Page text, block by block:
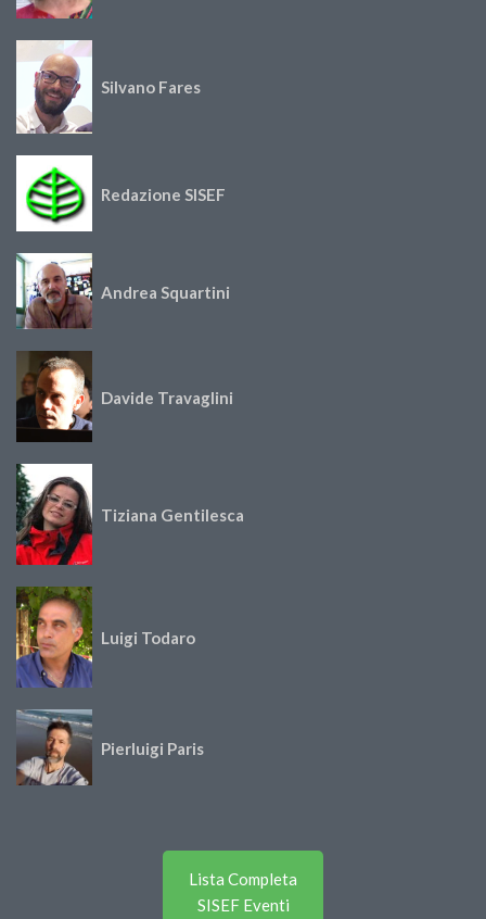
Silvano Fares
Redazione SISEF
Andrea Squartini
Davide Travaglini
Tiziana Gentilesca
Luigi Todaro
Pierluigi Paris
Lista Completa
SISEF Eventi